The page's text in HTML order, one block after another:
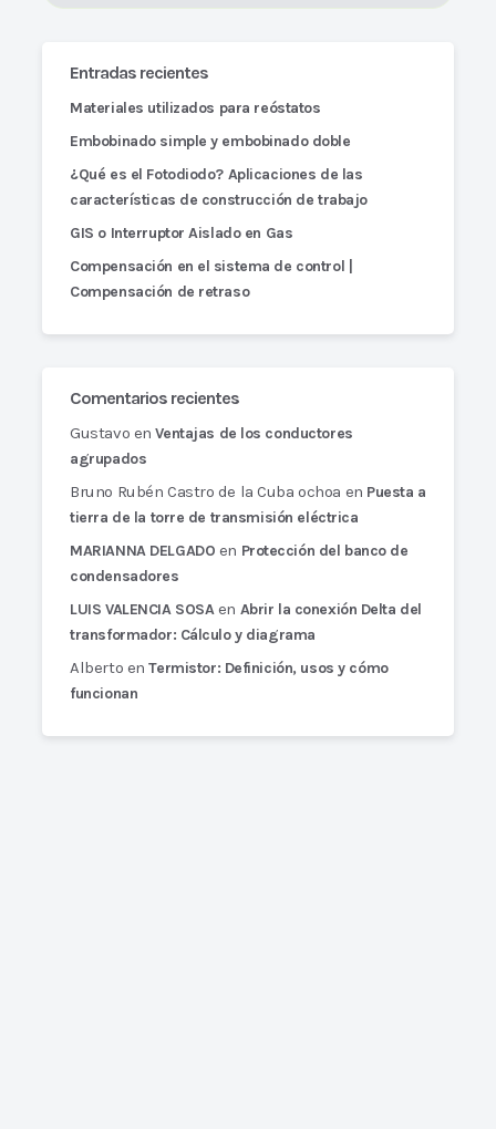
Entradas recientes
Materiales utilizados para reóstatos
Embobinado simple y embobinado doble
¿Qué es el Fotodiodo? Aplicaciones de las
características de construcción de trabajo
GIS o Interruptor Aislado en Gas
Compensación en el sistema de control |
Compensación de retraso
Comentarios recientes
Gustavo enVentajas de los conductores
agrupados
Bruno Rubén Castro de la Cuba ochoa en Puesta a
tierra de la torre de transmisión eléctrica
MARIANNA DELGADO en Protección del banco de
condensadores
LUIS VALENCIA SOSAen Abrir la conexión Delta del
transformador: Cálculo y diagrama
Alberto enTermistor: Definición, usos y cómo
funcionan